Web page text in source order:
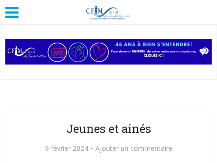
Jeunes et ainés
9 février 2024 Ajouter un commentaire